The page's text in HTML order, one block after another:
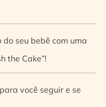
seu bebê com uma
the Cake”!
você seguir e se